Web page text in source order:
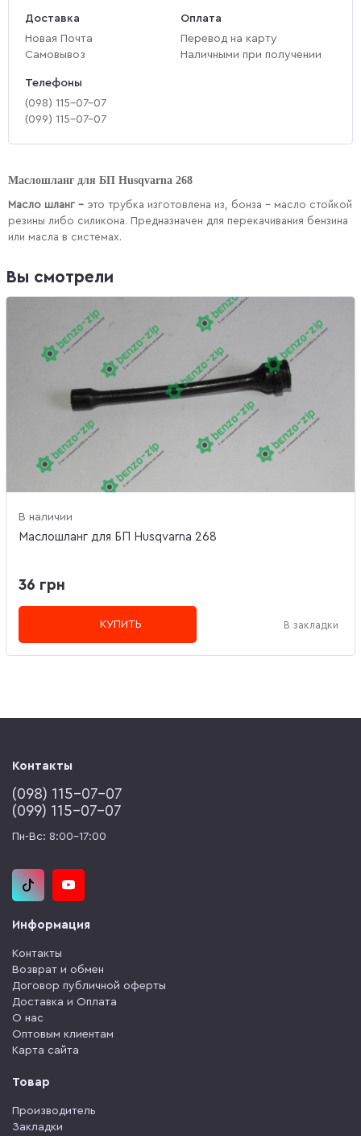
Доставка
Новая Почта
Самовывоз
Оплата
Перевод на карту
Наличными при получении
Телефоны
(‎098) 115-07-07
(‎099) 115-07-07
Маслошланг для БП Husqvarna 268
Масло шланг – это трубка изготовлена из, бонза – масло стойкой
резины либо силикона. Предназначен для перекачивания бензина
или масла в системах.
Вы смотрели
В наличии
Маслошланг для БП Husqvarna 268
36 грн
КУПИТЬ В закладки
Контакты
(‎098) 115-07-07
(‎099) 115-07-07
Пн-Вс: 8:00-17:00
Информация
Контакты
Возврат и обмен
Договор публичной оферты
Доставка и Оплата
О нас
Оптовым клиентам
Карта сайта
Товар
Производитель
Закладки